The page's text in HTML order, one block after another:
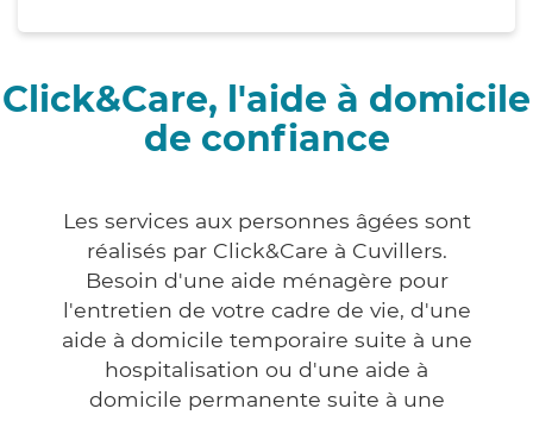
Click&Care, l'aide à domicile
de confiance
Les services aux personnes âgées sont
réalisés par Click&Care à Cuvillers.
Besoin d'une aide ménagère pour
l'entretien de votre cadre de vie, d'une
aide à domicile temporaire suite à une
hospitalisation ou d'une aide à
domicile permanente suite à une